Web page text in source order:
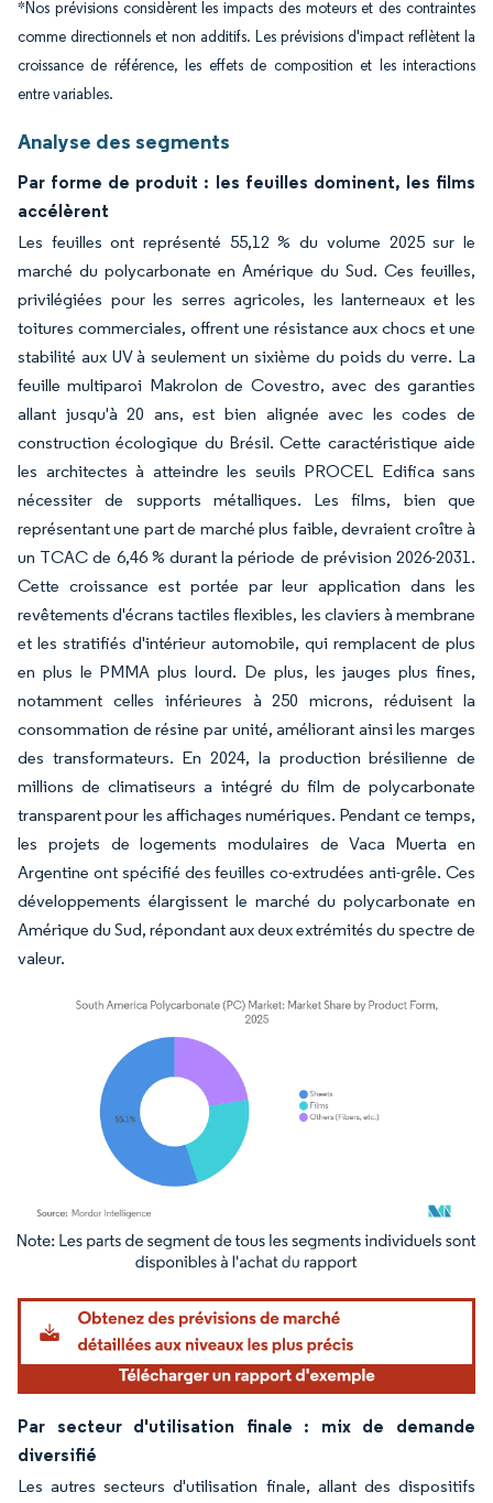
*Nos prévisions considèrent les impacts des moteurs et des contraintes
comme directionnels et non additifs. Les prévisions d'impact reflètent la
croissance de référence, les effets de composition et les interactions
entre variables.
Analyse des segments
Par forme de produit : les feuilles dominent, les films
accélèrent
Les feuilles ont représenté 55,12 % du volume 2025 sur le
marché du polycarbonate en Amérique du Sud. Ces feuilles,
privilégiées pour les serres agricoles, les lanterneaux et les
toitures commerciales, offrent une résistance aux chocs et une
stabilité aux UV à seulement un sixième du poids du verre. La
feuille multiparoi Makrolon de Covestro, avec des garanties
allant jusqu'à 20 ans, est bien alignée avec les codes de
construction écologique du Brésil. Cette caractéristique aide
les architectes à atteindre les seuils PROCEL Edifica sans
nécessiter de supports métalliques. Les films, bien que
représentant une part de marché plus faible, devraient croître à
un TCAC de 6,46 % durant la période de prévision 2026-2031.
Cette croissance est portée par leur application dans les
revêtements d'écrans tactiles flexibles, les claviers à membrane
et les stratifiés d'intérieur automobile, qui remplacent de plus
en plus le PMMA plus lourd. De plus, les jauges plus fines,
notamment celles inférieures à 250 microns, réduisent la
consommation de résine par unité, améliorant ainsi les marges
des transformateurs. En 2024, la production brésilienne de
millions de climatiseurs a intégré du film de polycarbonate
transparent pour les affichages numériques. Pendant ce temps,
les projets de logements modulaires de Vaca Muerta en
Argentine ont spécifié des feuilles co-extrudées anti-grêle. Ces
développements élargissent le marché du polycarbonate en
Amérique du Sud, répondant aux deux extrémités du spectre de
valeur.
Image © Mordor Intelligence. La réutilisation nécessite une attribution sous CC BY
Par secteur d'utilisation finale : mix de demande
diversifié
Les autres secteurs d'utilisation finale, allant des dispositifs